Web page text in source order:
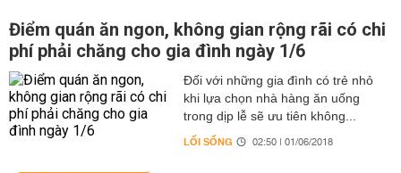
Điểm quán ăn ngon, không gian rộng rãi có chi
phí phải chăng cho gia đình ngày 1/6
Đối với những gia đình có trẻ nhỏ
khi lựa chọn nhà hàng ăn uống
trong dịp lễ sẽ ưu tiên không...
LỐI SỐNG 02:50 | 01/06/2018